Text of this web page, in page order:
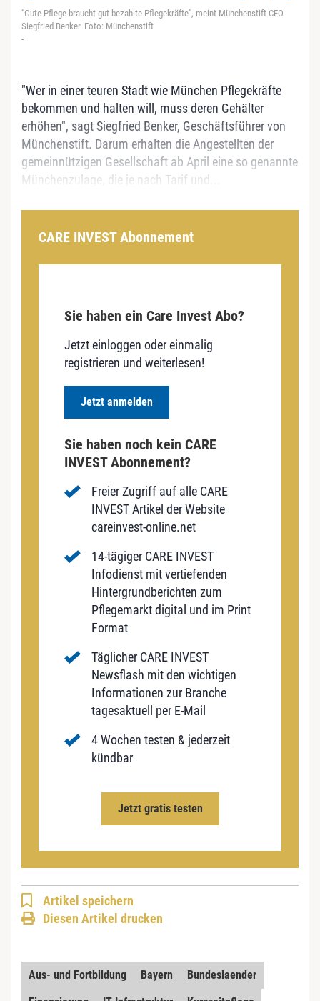
"Gute Pflege braucht gut bezahlte Pflegekräfte", meint Münchenstift-CEO
Siegfried Benker. Foto: Münchenstift
-
"Wer in einer teuren Stadt wie München Pflegekräfte
bekommen und halten will, muss deren Gehälter
erhöhen", sagt Siegfried Benker, Geschäftsführer von
Münchenstift. Darum erhalten die Angestellten der
gemeinnützigen Gesellschaft ab April eine so genannte
Münchenzulage, die je nach Tarif und...
CARE INVEST Abonnement
Sie haben ein Care Invest Abo?
Jetzt einloggen oder einmalig
registrieren und weiterlesen!
Jetzt anmelden
Sie haben noch kein CARE
INVEST Abonnement?
Freier Zugriff auf alle CARE
INVEST Artikel der Website
careinvest-online.net
14-tägiger CARE INVEST
Infodienst mit vertiefenden
Hintergrundberichten zum
Pflegemarkt digital und im Print
Format
Täglicher CARE INVEST
Newsflash mit den wichtigen
Informationen zur Branche
tagesaktuell per E-Mail
4 Wochen testen & jederzeit
kündbar
Jetzt gratis testen
Artikel speichern
Diesen Artikel drucken
Aus- und Fortbildung Bayern
Bundeslaender